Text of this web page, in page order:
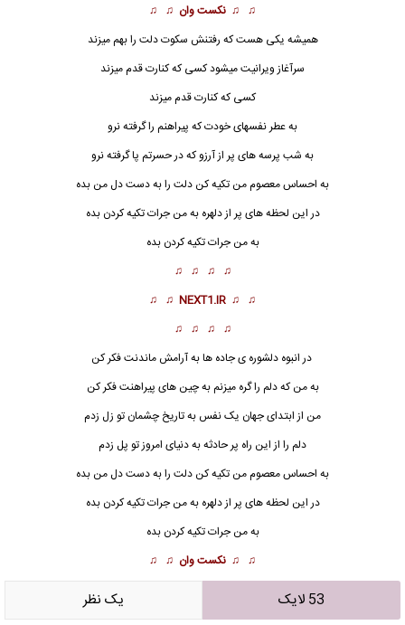
♫ ♫ نکست وان ♫ ♫
همیشه یکی هستکه رفتنش سکوت دلت را بهم میزند
سرآغاز ویرانیت میشود کسی که کنارت قدم میزند
کسی که کنارت قدم میزند
به عطر نفسهای خودت که پیراهنم را گرفته نرو
به شب پرسه های پر از آرزو که در حسرتم پا گرفته نرو
به احساس معصوم من تکیه کن دلت را به دست دل من بده
در این لحظه های پر از دلهره به من جرات تکیه کردن بده
به من جرات تکیه کردن بده
♫ ♫ ♫ ♫
♫ ♫
NEXT1.IR
♫ ♫
♫ ♫ ♫ ♫
در انبوه دلشوره ی جاده ها به آرامش ماندنت فکر کن
به من که دلم را گره میزنم به چین های پیراهنت فکر کن
من از ابتدای جهان یک نفس به تاریخ چشمان تو زل زدم
دلم را از این راه پر حادثه به دنیای امروز تو پل زدم
به احساس معصوم من تکیه کن دلت را به دست دل من بده
در این لحظه های پر از دلهره به من جرات تکیه کردن بده
به من جرات تکیه کردن بده
♫ ♫ نکست وان ♫ ♫
53 لایک يک نظر